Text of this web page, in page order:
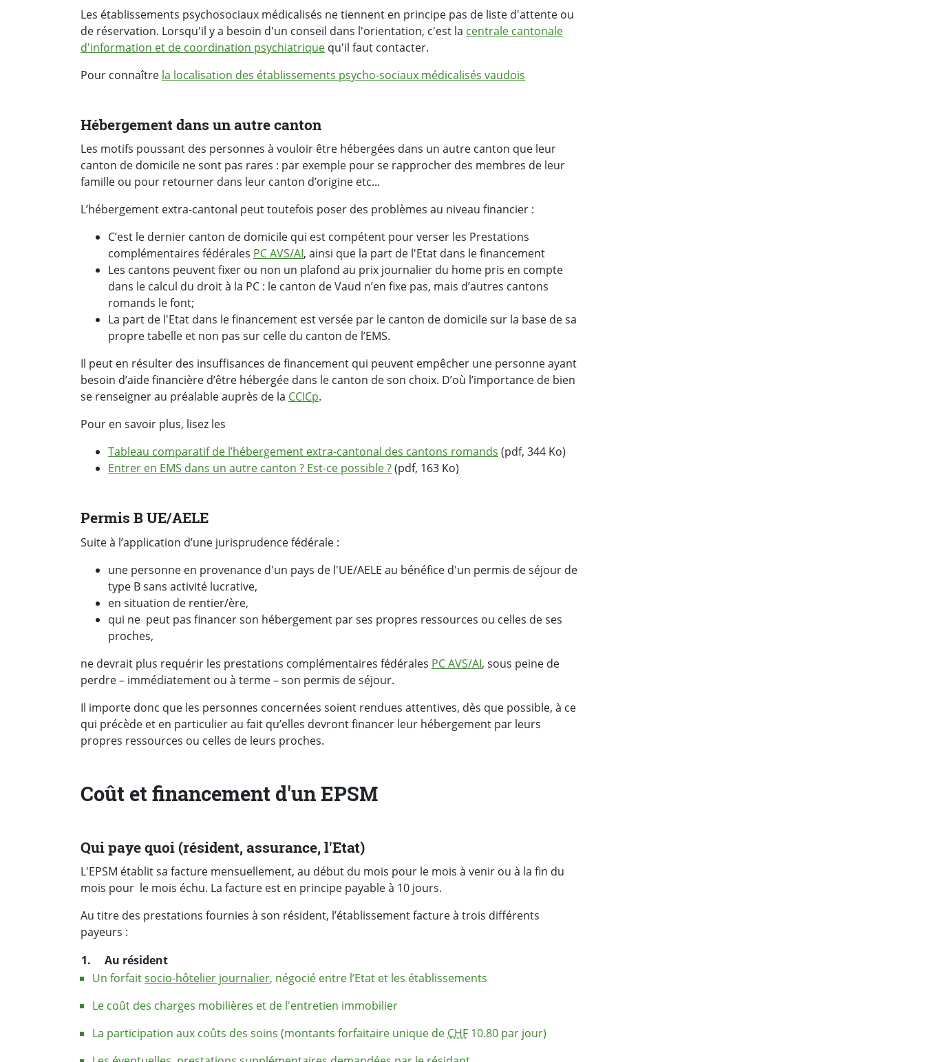
Les établissements psychosociaux médicalisés ne tiennent en principe pas de liste d'attente ou
de réservation. Lorsqu'il y a besoin d'un conseil dans l'orientation, c'est la centrale cantonale
d'information et de coordination psychiatrique qu'il faut contacter.
Pour connaître la localisation des établissements psycho-sociaux médicalisés vaudois
Hébergement dans un autre canton
Les motifs poussant des personnes à vouloir être hébergées dans un autre canton que leur
canton de domicile ne sont pas rares : par exemple pour se rapprocher des membres de leur
famille ou pour retourner dans leur canton d’origine etc...
L’hébergement extra-cantonal peut toutefois poser des problèmes au niveau financier :
C’est le dernier canton de domicile qui est compétent pour verser les Prestations
complémentaires fédérales PC AVS/AI, ainsi que la part de l'Etat dans le financement
Les cantons peuvent fixer ou non un plafond au prix journalier du home pris en compte
dans le calcul du droit à la PC : le canton de Vaud n’en fixe pas, mais d’autres cantons
romands le font;
La part de l'Etat dans le financement est versée par le canton de domicile sur la base de sa
propre tabelle et non pas sur celle du canton de l’EMS.
Il peut en résulter des insuffisances de financement qui peuvent empêcher une personne ayant
besoin d’aide financière d’être hébergée dans le canton de son choix. D’où l’importance de bien
se renseigner au préalable auprès de la CCICp.
Pour en savoir plus, lisez les
Tableau comparatif de l’hébergement extra-cantonal des cantons romands (pdf, 344 Ko)
Entrer en EMS dans un autre canton ? Est-ce possible ?(pdf, 163 Ko)
Permis B UE/AELE
Suite à l’application d’une jurisprudence fédérale :
une personne en provenance d'un pays de l'UE/AELE au bénéfice d'un permis de séjour de
type B sans activité lucrative,
en situation de rentier/ère,
qui ne peut pas financer son hébergement par ses propres ressources ou celles de ses
proches,
ne devrait plus requérir les prestations complémentaires fédérales PC AVS/AI, sous peine de
perdre – immédiatement ou à terme – son permis de séjour.
Il importe donc que les personnes concernées soient rendues attentives, dès que possible, à ce
qui précède et en particulier au fait qu’elles devront financer leur hébergement par leurs
propres ressources ou celles de leurs proches.
Coût et financement d'un EPSM
Qui paye quoi (résident, assurance, l'Etat)
L'EPSM établit sa facture mensuellement, au début du mois pour le mois à venir ou à la fin du
mois pour le mois échu. La facture est en principe payable à 10 jours.
Au titre des prestations fournies à son résident, l’établissement facture à trois différents
payeurs :
1. Au résident
Un forfaitsocio-hôtelier journalier, négocié entre l’Etat et les établissements
Le coût des charges mobilières et de l'entretien immobilier
La participation aux coûts des soins (montants forfaitaire unique de CHF 10.80 par jour)